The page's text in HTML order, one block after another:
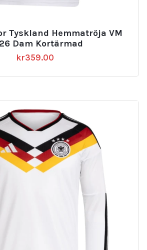
Tyskland Hemmatröja VM
Dam Kortärmad
kr359.00